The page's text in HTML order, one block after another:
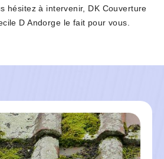
hésitez à intervenir, DK Couverture
D Andorge le fait pour vous.